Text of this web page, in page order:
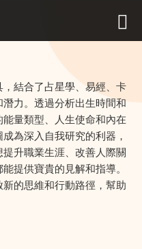
結合了占星學、易經、卡
力。透過分析出生時間和
量類型、人生使命和內在
為深入自我研究的利器，
升職業生涯、改善人際關
提供寶貴的見解和指導。
的思維和行動路徑，幫助